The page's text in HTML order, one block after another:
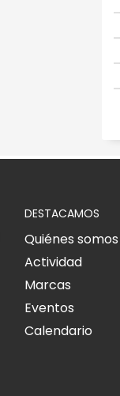
DESTACAMOS
Quiénes somos
Actividad
Marcas
Eventos
Calendario